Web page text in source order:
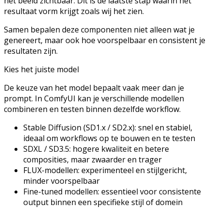
resultaat vorm krijgt zoals wij het zien.
Samen bepalen deze componenten niet alleen wat je
genereert, maar ook hoe voorspelbaar en consistent je
resultaten zijn.
Kies het juiste model
De keuze van het model bepaalt vaak meer dan je
prompt. In ComfyUI kan je verschillende modellen
combineren en testen binnen dezelfde workflow.
Stable Diffusion (SD1.x / SD2.x): snel en stabiel,
ideaal om workflows op te bouwen en te testen
SDXL / SD3.5: hogere kwaliteit en betere
composities, maar zwaarder en trager
FLUX-modellen: experimenteel en stijlgericht,
minder voorspelbaar
Fine-tuned modellen: essentieel voor consistente
output binnen een specifieke stijl of domein